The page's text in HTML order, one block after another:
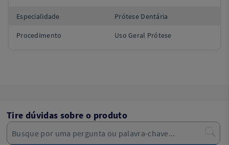
Especialidade Prótese Dentária
Procedimento Uso Geral Prótese
Tire dúvidas sobre o produto